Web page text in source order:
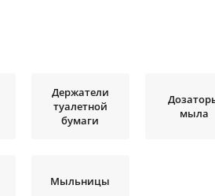
Держатели
туалетной
бумаги
мыла
Мыльницы